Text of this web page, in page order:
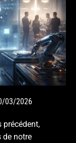
03/2026
précédent,
de notre